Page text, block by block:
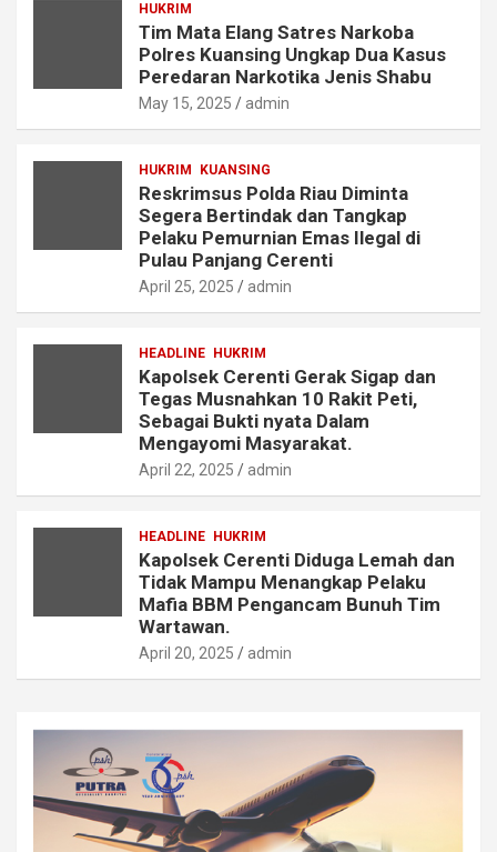
HUKRIM
Tim Mata Elang Satres Narkoba
Polres Kuansing Ungkap Dua Kasus
Peredaran Narkotika Jenis Shabu
May 15, 2025 admin
HUKRIM KUANSING
Reskrimsus Polda Riau Diminta
Segera Bertindak dan Tangkap
Pelaku Pemurnian Emas Ilegal di
Pulau Panjang Cerenti
April 25, 2025 admin
HEADLINE HUKRIM
Kapolsek Cerenti Gerak Sigap dan
Tegas Musnahkan 10 Rakit Peti,
Sebagai Bukti nyata Dalam
Mengayomi Masyarakat.
April 22, 2025 admin
HEADLINE HUKRIM
Kapolsek Cerenti Diduga Lemah dan
Tidak Mampu Menangkap Pelaku
Mafia BBM Pengancam Bunuh Tim
Wartawan.
April 20, 2025 admin